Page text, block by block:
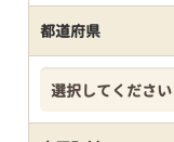
都道府県